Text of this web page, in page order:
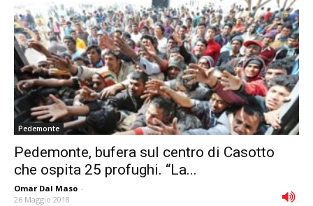
Pedemonte
Pedemonte, bufera sul centro di Casotto
che ospita 25 profughi. “La...
Omar Dal Maso -
26 Maggio 2018